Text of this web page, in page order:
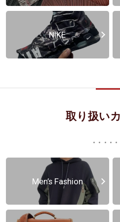
NIKE
取り扱い
Men’s Fashion